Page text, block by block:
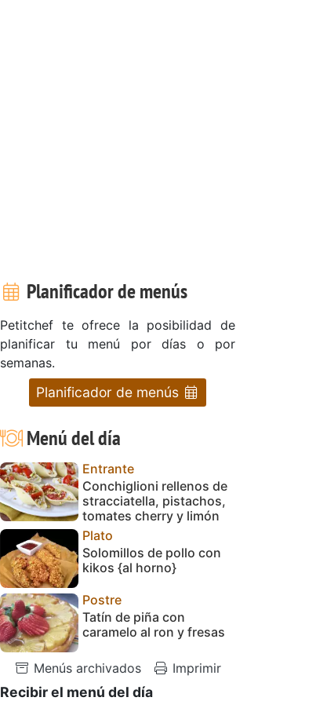
Planificador de menús
Petitchef te ofrece la posibilidad de
planificar tu menú por días o por
semanas.
Planificador de menús
Menú del día
Entrante
Conchiglioni rellenos de
stracciatella, pistachos,
tomates cherry y limón
Plato
Solomillos de pollo con
kikos {al horno}
Postre
Tatín de piña con
caramelo al ron y fresas
Menús archivados Imprimir
Recibir el menú del día